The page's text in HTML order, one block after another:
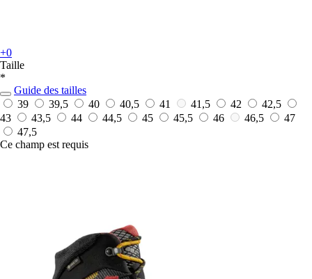
+0
Taille
*
Guide des tailles
39
39,5 40 40,5 41 41,5 42
42,5
43
43,5 44 44,5 45 45,5 46 46,5
47
47,5
Ce champ est requis